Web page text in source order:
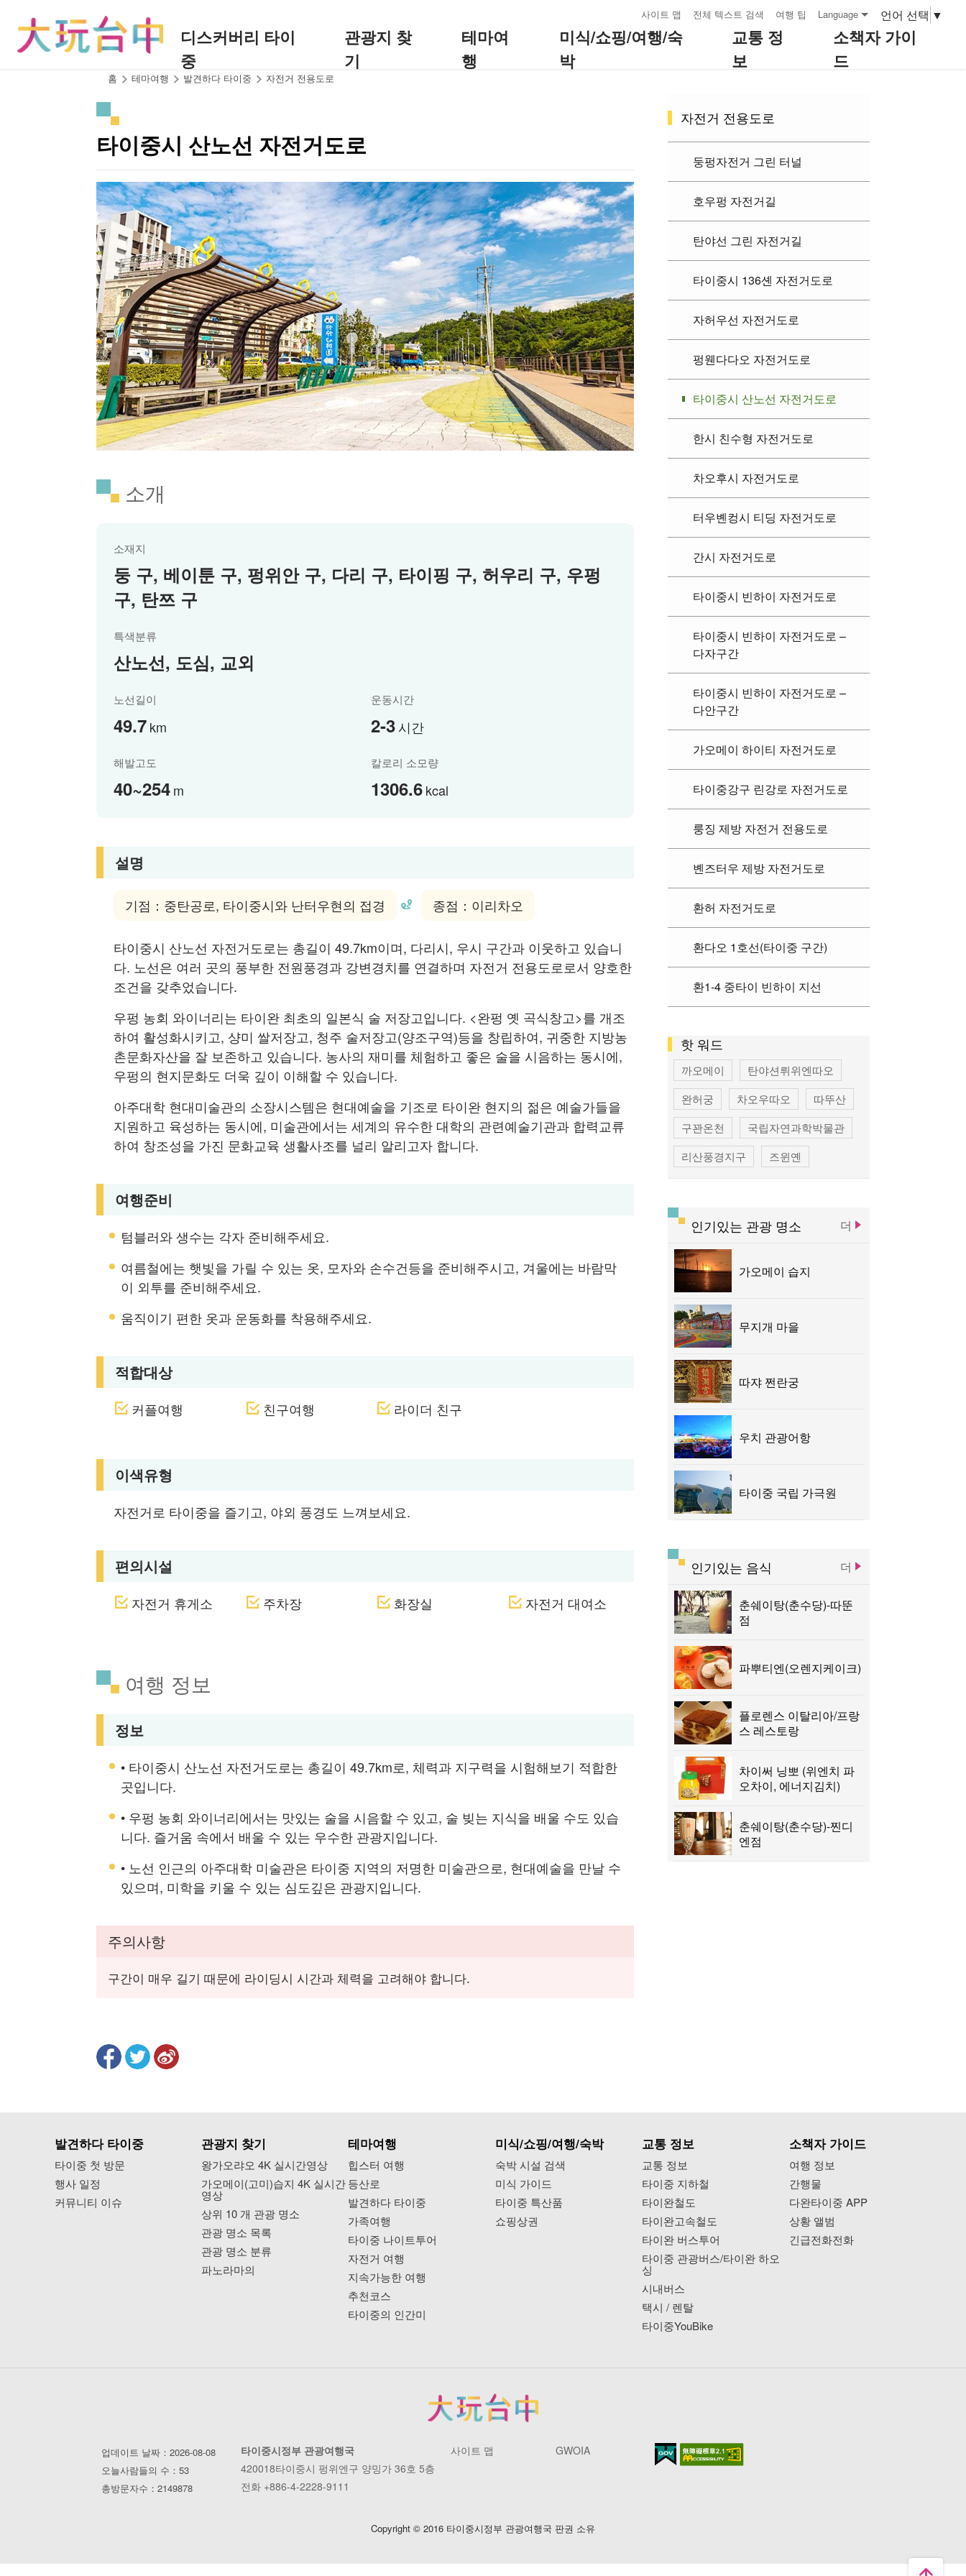
사이트 맵 전체 텍스트 검색 여행 팁 Language 언어 선택 ▼
디스커버리 타이
중
관광지 찾
기
테마여
행
미식/쇼핑/여행/숙
박
교통 정
보
소책자 가이
드
홈 테마여행 발견하다 타이중 자전거 전용도로
타이중시 산노선 자전거도로
소개
소재지
둥 구, 베이툰 구, 펑위안 구, 다리 구, 타이핑 구, 허우리 구, 우펑
구, 탄쯔 구
특색분류
산노선, 도심, 교외
노선길이
49.7km
운동시간
2-3시간
해발고도
40~254m
칼로리 소모량
1306.6kcal
설명
기점：중탄공로, 타이중시와 난터우현의 접경 종점：이리차오
타이중시 산노선 자전거도로는 총길이 49.7km이며, 다리시, 우시 구간과 이웃하고 있습니
다. 노선은 여러 곳의 풍부한 전원풍경과 강변경치를 연결하며 자전거 전용도로로서 양호한
조건을 갖추었습니다.
우펑 농회 와이너리는 타이완 최초의 일본식 술 저장고입니다. <완펑 옛 곡식창고>를 개조
하여 활성화시키고, 샹미 쌀저장고, 청주 술저장고(양조구역)등을 창립하여, 귀중한 지방농
촌문화자산을 잘 보존하고 있습니다. 농사의 재미를 체험하고 좋은 술을 시음하는 동시에,
우펑의 현지문화도 더욱 깊이 이해할 수 있습니다.
아주대학 현대미술관의 소장시스템은 현대예술을 기조로 타이완 현지의 젊은 예술가들을
지원하고 육성하는 동시에, 미술관에서는 세계의 유수한 대학의 관련예술기관과 합력교류
하여 창조성을 가진 문화교육 생활사조를 널리 알리고자 합니다.
여행준비
텀블러와 생수는 각자 준비해주세요.
여름철에는 햇빛을 가릴 수 있는 옷, 모자와 손수건등을 준비해주시고, 겨울에는 바람막
이 외투를 준비해주세요.
움직이기 편한 옷과 운동화를 착용해주세요.
적합대상
커플여행 친구여행 라이더 친구
이색유형
자전거로 타이중을 즐기고, 야외 풍경도 느껴보세요.
편의시설
자전거 휴게소 주차장 화장실 자전거 대여소
여행 정보
정보
• 타이중시 산노선 자전거도로는 총길이 49.7km로, 체력과 지구력을 시험해보기 적합한
곳입니다.
• 우펑 농회 와이너리에서는 맛있는 술을 시음할 수 있고, 술 빚는 지식을 배울 수도 있습
니다. 즐거움 속에서 배울 수 있는 우수한 관광지입니다.
• 노선 인근의 아주대학 미술관은 타이중 지역의 저명한 미술관으로, 현대예술을 만날 수
있으며, 미학을 키울 수 있는 심도깊은 관광지입니다.
주의사항
구간이 매우 길기 때문에 라이딩시 시간과 체력을 고려해야 합니다.
자전거 전용도로
둥펑자전거 그린 터널
호우펑 자전거길
탄야선 그린 자전거길
타이중시 136셴 자전거도로
자허우선 자전거도로
펑웬다다오 자전거도로
타이중시 산노선 자전거도로
한시 친수형 자전거도로
차오후시 자전거도로
터우볜컹시 티딩 자전거도로
간시 자전거도로
타이중시 빈하이 자전거도로
타이중시 빈하이 자전거도로 –
다자구간
타이중시 빈하이 자전거도로 –
다안구간
가오메이 하이티 자전거도로
타이중강구 린강로 자전거도로
룽징 제방 자전거 전용도로
볜즈터우 제방 자전거도로
환허 자전거도로
환다오 1호선(타이중 구간)
환1-4 중타이 빈하이 지선
핫 워드
까오메이
탄야션뤼위엔따오
완허궁
차오우따오
따뚜산
구꽌온천
국립자연과학박물관
리산풍경지구
즈윈옌
따쟈 전쩐란궁
타이중 문화 창조창의 산업단지
타이중 문학공원
루스이 예배당
인기있는 관광 명소 더
가오메이 습지
무지개 마을
따쟈 쩐란궁
우치 관광어항
타이중 국립 가극원
인기있는 음식 더
춘쉐이탕(춘수당)-따뚠
점
파뿌티엔(오렌지케이크)
플로렌스 이탈리아/프랑
스 레스토랑
차이써 닝뽀 (위엔치 파
오차이, 에너지김치)
춘쉐이탕(춘수당)-찐디
엔점
발견하다 타이중
타이중 첫 방문
행사 일정
커뮤니티 이슈
관광지 찾기
왕가오랴오 4K 실시간영상
가오메이(고미)습지 4K 실시간
영상
상위 10 개 관광 명소
관광 명소 목록
관광 명소 분류
파노라마의
테마여행
힙스터 여행
등산로
발견하다 타이중
가족여행
타이중 나이트투어
자전거 여행
지속가능한 여행
추천코스
타이중의 인간미
미식/쇼핑/여행/숙박
숙박 시설 검색
미식 가이드
타이중 특산품
쇼핑상권
교통 정보
교통 정보
타이중 지하철
타이완철도
타이완고속철도
타이완 버스투어
타이중 관광버스/타이완 하오
싱
시내버스
택시 / 렌탈
타이중YouBike
소책자 가이드
여행 정보
간행물
다완타이중 APP
상황 앨범
긴급전화전화
업데이트 날짜：2026-08-08
오늘사람들의 수：53
총방문자수：2149878
타이중시정부 관광여행국
420018타이중시 펑위엔구 양밍가 36호 5층
전화 +886-4-2228-9111
사이트 맵 GWOIA
Copyright © 2016 타이중시정부 관광여행국 판권 소유